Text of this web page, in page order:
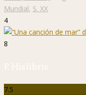
Mundial, S. XX
4
8
P. Hislibris
7.5